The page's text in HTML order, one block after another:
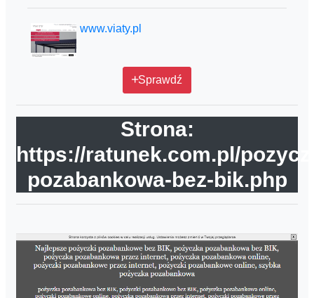
www.viaty.pl
Sprawdź
Strona:
https://ratunek.com.pl/
pozabankowa-bez-bik.php